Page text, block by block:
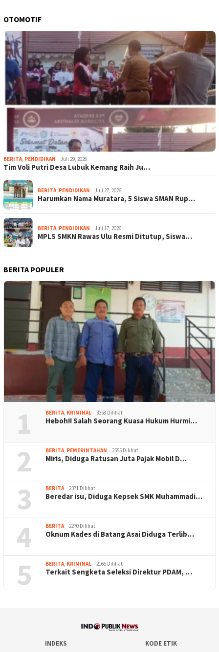
OTOMOTIF
BERITA PENDIDIKAN Juli 29, 2026
Tim Voli Putri Desa Lubuk Kemang Raih Ju…
BERITA PENDIDIKAN Juli 27, 2026
Harumkan Nama Muratara, 5 Siswa SMAN Rup…
BERITA PENDIDIKAN Juli 17, 2026
MPLS SMKN Rawas Ulu Resmi Ditutup, Siswa…
BERITA POPULER
1 BERITA KRIMINAL 3358 Dilihat
Heboh!! Salah Seorang Kuasa Hukum Hurmi…
2 BERITA PEMERINTAHAN 2555 Dilihat
Miris, Diduga Ratusan Juta Pajak Mobil D…
3 BERITA 2371 Dilihat
Beredar isu, Diduga Kepsek SMK Muhammadi…
4 BERITA 2270 Dilihat
Oknum Kades di Batang Asai Diduga Terlib…
5 BERITA KRIMINAL 2166 Dilihat
Terkait Sengketa Seleksi Direktur PDAM, …
INDEKS KODE ETIK